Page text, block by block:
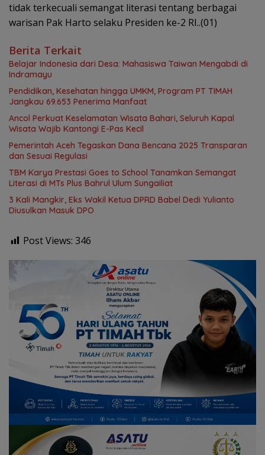
tidak terkecuali semangat literasi tentang berbagai
warisan Pak Harto selaku Presiden ke-2 RI..(01)
Berita Terkait
Belajar Indonesia dari Desa: Mahasiswa Taiwan Mengabdi di
Indramayu
Pendidikan, Kesehatan hingga UMKM, Program PT TIMAH
Jangkau 69.653 Penerima Manfaat
Ancol Perkuat Keselamatan Wisata Bahari, Seluruh Kapal
Wisata Wajib Kantongi E-Pas Kecil
Pemerintah Aceh Tegaskan Dana Bencana 2025 Transparan
dan Sesuai Regulasi
TBM Karya Prestasi Goes to School Tanamkan Semangat
Literasi di MTs Plus Bahrul Ulum Sungailiat
3 Kali Mangkir, Eks Wakil Ketua DPRD Babel Dedi Yulianto
Diusulkan Masuk DPO
Post Views: 346